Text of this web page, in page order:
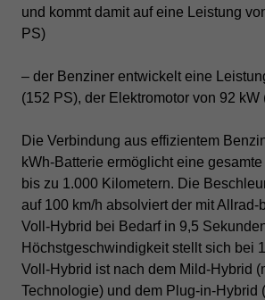
und kommt damit auf eine Leistung
PS)
– der Benziner entwickelt eine
(152 PS), der Elektromotor von 92 kW
Die Verbindung aus effizientem
kWh-Batterie ermöglicht eine
bis zu 1.000 Kilometern. Die
auf 100 km/h absolviert der mit Allrad-
Voll-Hybrid bei Bedarf in 9,5
Höchstgeschwindigkeit stellt sich bei
Voll-Hybrid ist nach dem Mild-Hybrid
Technologie) und dem Plug-in-Hybrid